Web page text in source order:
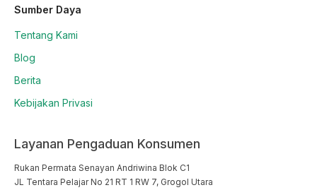
Sumber Daya
Tentang Kami
Blog
Berita
Kebijakan Privasi
Layanan Pengaduan Konsumen
Rukan Permata Senayan Andriwina Blok C1
JL Tentara Pelajar No 21 RT 1 RW 7, Grogol Utara